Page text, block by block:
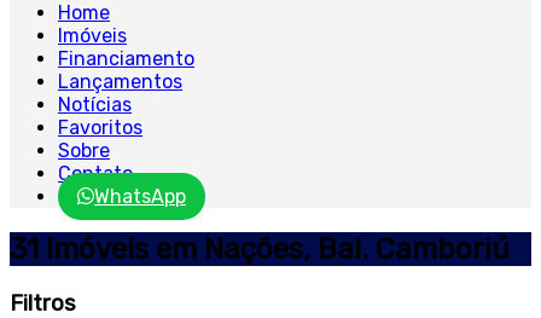
Home
Imóveis
Financiamento
Lançamentos
Notícias
Favoritos
Sobre
Contato
WhatsApp
31 Imóveis em Nações, Bal. Camboriú
Filtros